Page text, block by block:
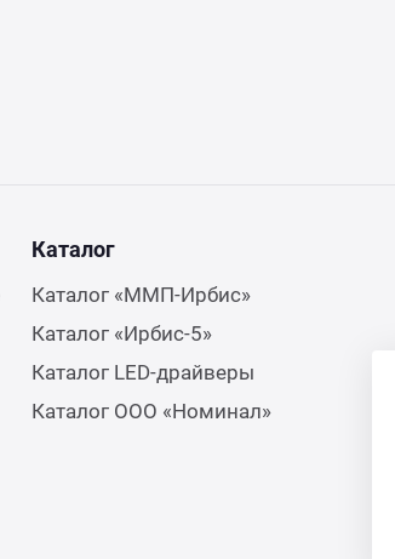
Каталог
Каталог «ММП-Ирбис»
Каталог «Ирбис-5»
Каталог LED-драйверы
Каталог ООО «Номинал»